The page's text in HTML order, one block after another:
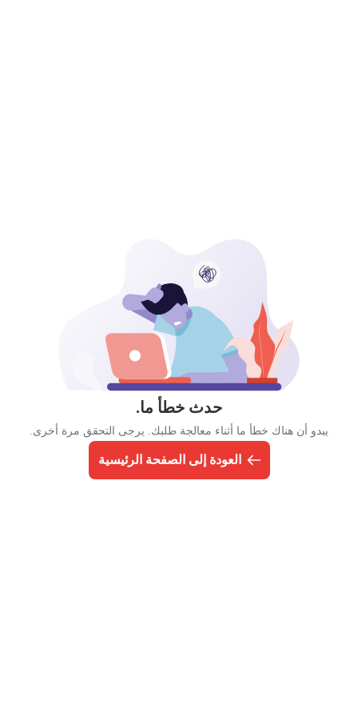
حدث خطأ ما.
يبدو أن هناك خطأ ما أثناء معالجة طلبك. يرجى التحقق مرة أخرى.
العودة إلى الصفحة الرئيسية